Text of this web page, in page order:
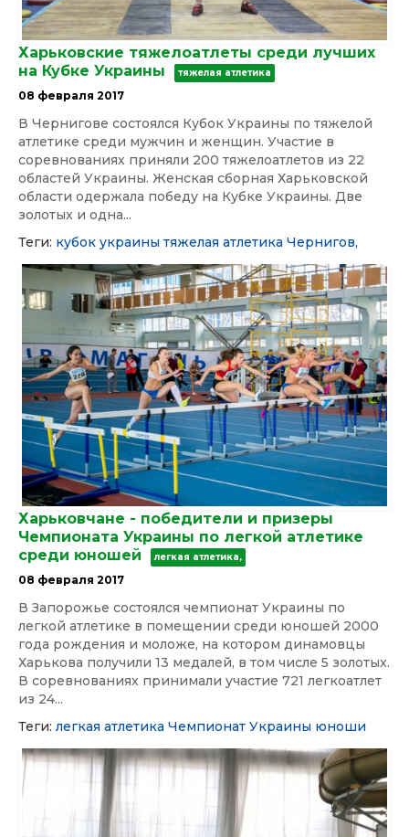
Харьковские тяжелоатлеты среди лучших
на Кубке Украины
тяжелая атлетика
08 февраля 2017
В Чернигове состоялся Кубок Украины по тяжелой
атлетике среди мужчин и женщин. Участие в
соревнованиях приняли 200 тяжелоатлетов из 22
областей Украины. Женская сборная Харьковской
области одержала победу на Кубке Украины. Две
золотых и одна...
Теги: кубок украины тяжелая атлетика Чернигов,
Харьковчане - победители и призеры
Чемпионата Украины по легкой атлетике
среди юношей
легкая атлетика,
08 февраля 2017
В Запорожье состоялся чемпионат Украины по
легкой атлетике в помещении среди юношей 2000
года рождения и моложе, на котором динамовцы
Харькова получили 13 медалей, в том числе 5 золотых.
В соревнованиях принимали участие 721 легкоатлет
из 24...
Теги: легкая атлетика Чемпионат Украины юноши